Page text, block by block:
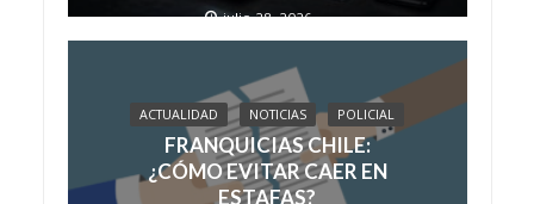
julio 28, 2026
ACTUALIDAD NOTICIAS POLICIAL
FRANQUICIAS CHILE:
¿CÓMO EVITAR CAER EN
ESTAFAS?